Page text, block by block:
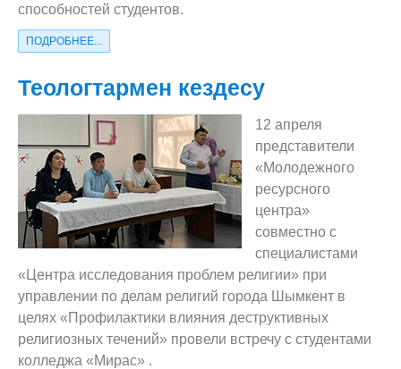
способностей студентов.
ПОДРОБНЕЕ...
Теологтармен кездесу
12 апреля
представители
«Молодежного
ресурсного
центра»
совместно с
специалистами
«Центра исследования проблем религии» при
управлении по делам религий города Шымкент в
целях «Профилактики влияния деструктивных
религиозных течений» провели встречу с студентами
колледжа «Мирас» .